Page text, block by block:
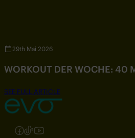
29th Mai 2026
WORKOUT DER WOCHE: 40
SEE FULL ARTICLE
Folgen Sie uns auf Instagram
Folgen Sie uns auf Facebook
Folgen Sie uns auf TikTok
Folgen Sie uns auf